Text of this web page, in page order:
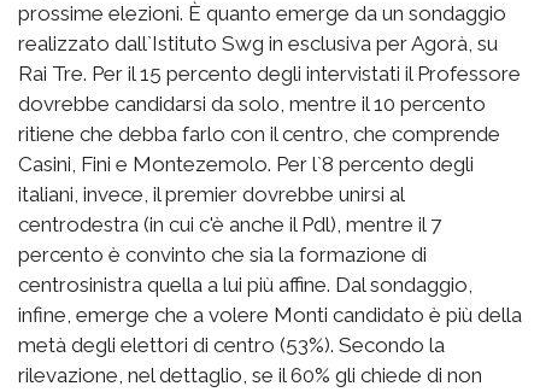
prossime elezioni. È quanto emerge da un sondaggio
realizzato dall`Istituto Swg in esclusiva per Agorà, su
Rai Tre. Per il 15 percento degli intervistati il Professore
dovrebbe candidarsi da solo, mentre il 10 percento
ritiene che debba farlo con il centro, che comprende
Casini, Fini e Montezemolo. Per l`8 percento degli
italiani, invece, il premier dovrebbe unirsi al
centrodestra (in cui c'è anche il Pdl), mentre il 7
percento è convinto che sia la formazione di
centrosinistra quella a lui più affine. Dal sondaggio,
infine, emerge che a volere Monti candidato è più della
metà degli elettori di centro (53%). Secondo la
rilevazione, nel dettaglio, se il 60% gli chiede di non